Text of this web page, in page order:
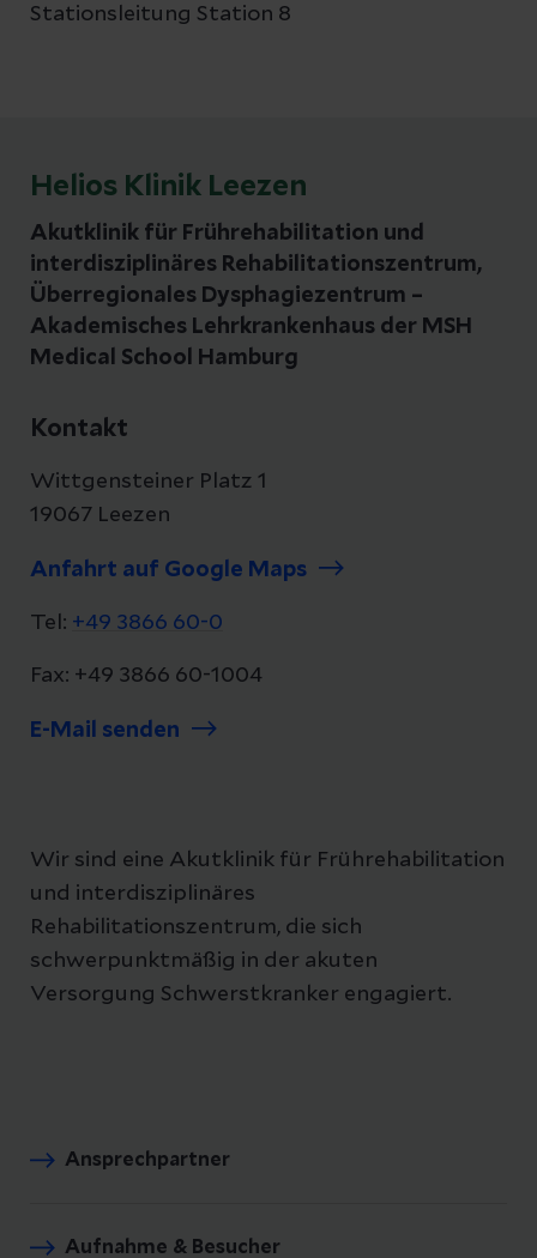
Stationsleitung Station 8
Helios Klinik Leezen
Akutklinik für Frührehabilitation und
interdisziplinäres Rehabilitationszentrum,
Überregionales Dysphagiezentrum –
Akademisches Lehrkrankenhaus der MSH
Medical School Hamburg
Kontakt
Wittgensteiner Platz 1
19067 Leezen
Anfahrt auf Google Maps
Tel: +49 3866 60-0
Fax: +49 3866 60-1004
E-Mail senden
Wir sind eine Akutklinik für Frührehabilitation
und interdisziplinäres
Rehabilitationszentrum, die sich
schwerpunktmäßig in der akuten
Versorgung Schwerstkranker engagiert.
Ansprechpartner
Aufnahme & Besucher